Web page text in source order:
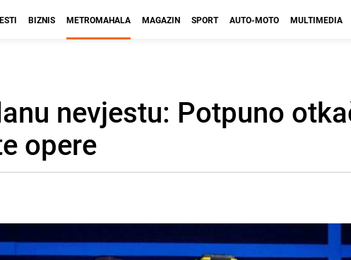
BIZNIS METROMAHALA MAGAZIN SPORT AUTO-MOTO MULTIMEDIA
nevjestu: Potpuno
opere